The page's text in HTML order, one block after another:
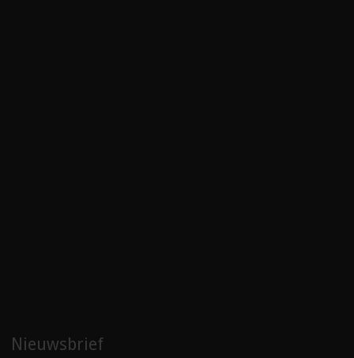
Nieuwsbrief